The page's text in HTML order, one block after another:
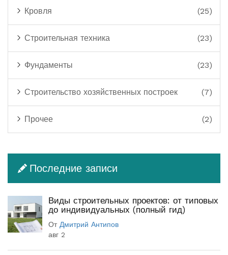
Кровля (25)
Строительная техника (23)
Фундаменты (23)
Строительство хозяйственных построек (7)
Прочее (2)
Последние записи
Виды строительных проектов: от типовых
до индивидуальных (полный гид)
От Дмитрий Антипов
авг 2